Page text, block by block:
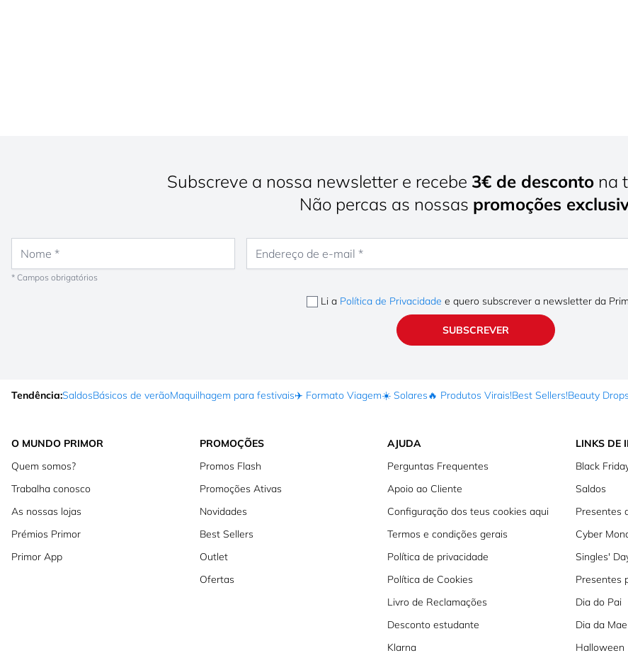
Subscreve a nossa newsletter e recebe 3€ de desconto na
Não percas as nossas promoções
* Campos obrigatórios
Li a Política de Privacidade e quero subscrever a newsletter da
SUBSCREVER
Tendência:SaldosBásicos de verãoMaquilhagem para festivais✈️ Formato Viagem☀️ Solares🔥 Produtos Virais!Best Sellers!Beauty Drops
O MUNDO PRIMOR
Quem somos?
Trabalha conosco
As nossas lojas
Prémios Primor
Primor App
PROMOÇÕES
Promos Flash
Promoções Ativas
Novidades
Best Sellers
Outlet
Ofertas
AJUDA
Perguntas Frequentes
Apoio ao Cliente
Configuração dos teus cookies aqui
Termos e condições gerais
Política de privacidade
Política de Cookies
Livro de Reclamações
Desconto estudante
Klarna
LINKS DE
Black
Saldos
Presentes
Cyber
Singles'
Presentes
Dia do Pai
Dia da Mae
Halloween